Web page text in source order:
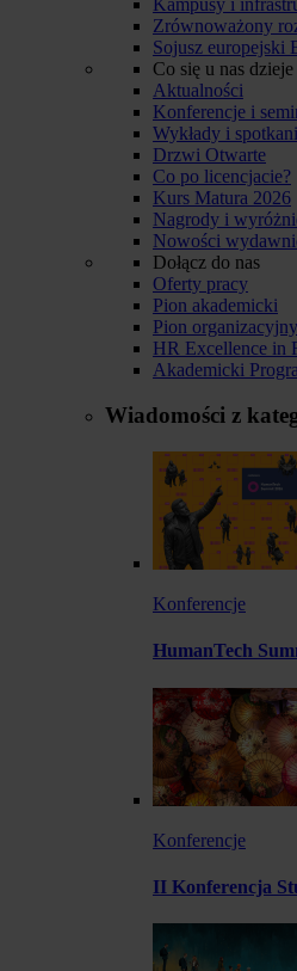
Zrównoważony
Sojusz europejski
Co się u nas dzieje
Aktualności
Konferencje i
Wykłady i
Drzwi Otwarte
Co po licencjacie?
Kurs Matura 2026
Nagrody i
Nowości
Dołącz do nas
Oferty pracy
Pion akademicki
Pion organizacyjny
HR Excellence in
Akademicki
Wiadomości z
Konferencje
HumanTech
Konferencje
II Konferencja